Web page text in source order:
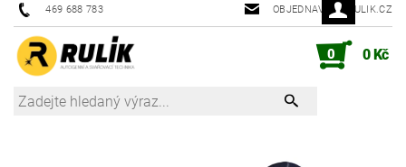
469 688 783 OBJEDNAVKY@RULIK.CZ
0 0 Kč